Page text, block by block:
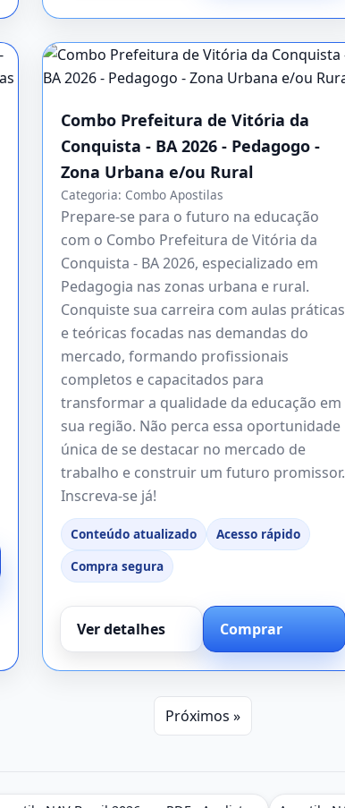
Combo Prefeitura de Vitória da
Conquista - BA 2026 - Pedagogo -
Zona Urbana e/ou Rural
Categoria: Combo Apostilas
Prepare-se para o futuro na educação
com o Combo Prefeitura de Vitória da
Conquista - BA 2026, especializado em
Pedagogia nas zonas urbana e rural.
Conquiste sua carreira com aulas práticas
e teóricas focadas nas demandas do
mercado, formando profissionais
completos e capacitados para
transformar a qualidade da educação em
sua região. Não perca essa oportunidade
única de se destacar no mercado de
trabalho e construir um futuro promissor.
Inscreva-se já!
Conteúdo atualizado
Acesso rápido
Compra segura
Ver detalhes Comprar
Próximos »